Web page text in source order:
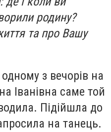
родину?
та про Вашу
з вечорів на
Іванівна саме той
Підійшла до
на танець.